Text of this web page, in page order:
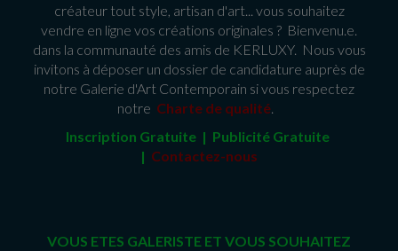
créateur tout style, artisan d'art... vous souhaitez
vendre en ligne vos créations originales ? Bienvenu.e.
dans la communauté des amis de KERLUXY. Nous vous
invitons à déposer un dossier de candidature auprès de
notre Galerie d'Art Contemporain si vous respectez
notre Charte de qualité.
Inscription Gratuite | Publicité Gratuite
| Contactez-nous
VOUS ETES GALERISTE ET VOUS SOUHAITEZ